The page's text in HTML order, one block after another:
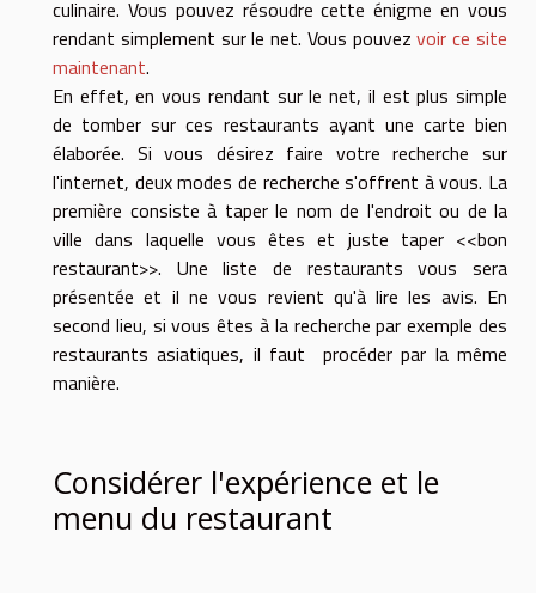
culinaire. Vous pouvez résoudre cette énigme en vous
rendant simplement sur le net. Vous pouvezvoir ce site
maintenant.
En effet, en vous rendant sur le net, il est plus simple
de tomber sur ces restaurants ayant une carte bien
élaborée. Si vous désirez faire votre recherche sur
l'internet, deux modes de recherche s'offrent à vous. La
première consiste à taper le nom de l'endroit ou de la
ville dans laquelle vous êtes et juste taper <<bon
restaurant>>. Une liste de restaurants vous sera
présentée et il ne vous revient qu'à lire les avis. En
second lieu, si vous êtes à la recherche par exemple des
restaurants asiatiques, il faut procéder par la même
manière.
Considérer l'expérience et le
menu du restaurant